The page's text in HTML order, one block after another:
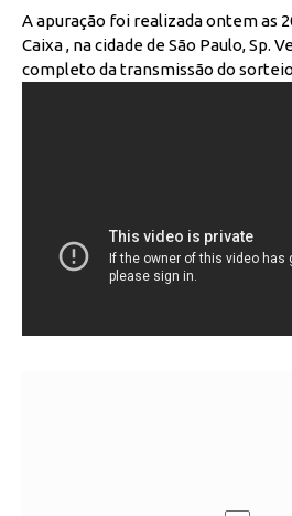
A apuração foi realizada ontem as
Caixa , na cidade de São Paulo, Sp.
completo da transmissão do